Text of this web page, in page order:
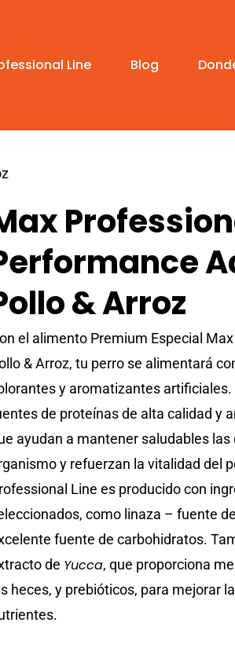
Line Blog
& Arroz
el alimento Premium Especial
& Arroz, tu perro se alimentará
y aromatizantes artificiales.
de proteínas de alta calidad y
ayudan a mantener saludables las
y refuerzan la vitalidad del
Line es producido con
como linaza – fuente
fuente de carbohidratos.
de Yucca, que proporciona
heces, y prebióticos, para mejorar